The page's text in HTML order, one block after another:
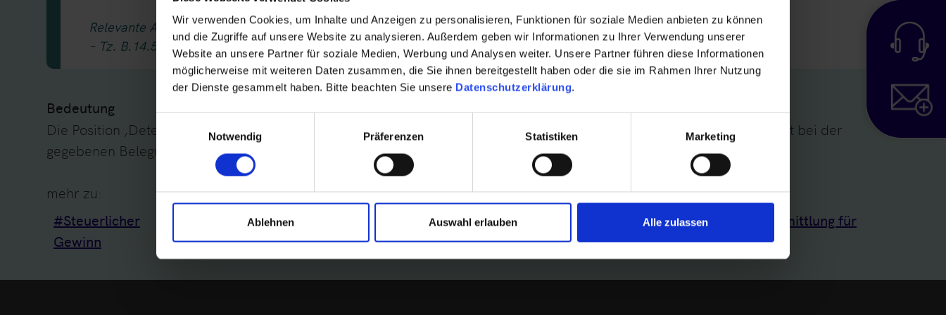
Wir verwenden Cookies, um Inhalte und Anzeigen zu personalisieren, Funktionen für soziale Medien anbieten zu können
und die Zugriffe auf unsere Website zu analysieren. Außerdem geben wir Informationen zu Ihrer Verwendung unserer
Website an unsere Partner für soziale Medien, Werbung und Analysen weiter. Unsere Partner führen diese Informationen
möglicherweise mit weiteren Daten zusammen, die Sie ihnen bereitgestellt haben oder die sie im Rahmen Ihrer Nutzung
der Dienste gesammelt haben. Bitte beachten Sie unsere Datenschutzerklärung.
Notwendig
Präferenzen Statistiken Marketing
Ablehnen Auswahl erlauben Alle zulassen
Relevante Abschnitte im Technischen Leitfaden:
– Tz. B.14.5.1
Bedeutung
Die Position ‚DeterminationOfTaxableIncomeSpec.merchantVessels.taxableIncome‘ wurde werthaltig berichtet. Dies ist bei der
gegebenen Belegung der Position ‚genInfo.company.id.entityWithTaxablePurposeBusiness‘ nicht zulässig.
mehr zu:
#Steuerlicher
Gewinn
#Steuerliche Gewinnermittlung bei Handelsschiffen im
internationalen Verkehr
#Unternehmen mit Gewinnermittlung für
besondere Fälle